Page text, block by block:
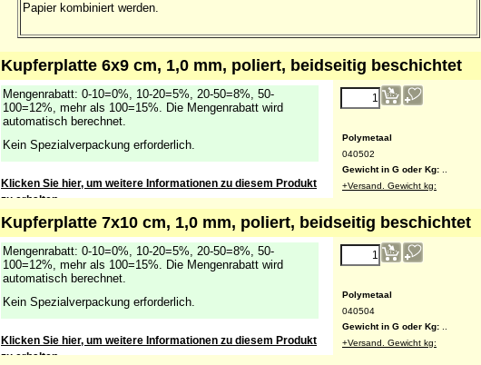
Papier kombiniert werden.
Kupferplatte 6x9 cm, 1,0 mm, poliert, beidseitig beschichtet
Polymetaal
040502
Gewicht in G oder Kg:
+Versand. Gewicht kg:
Mengenrabatt: 0-10=0%, 10-20=5%, 20-50=8%, 50-
100=12%, mehr als 100=15%. Die Mengenrabatt wird
automatisch berechnet.
Kein Spezialverpackung erforderlich.
Klicken Sie hier, um weitere Informationen zu diesem Produkt
zu erhalten
Kupferplatte 7x10 cm, 1,0 mm, poliert, beidseitig beschichtet
Polymetaal
040504
Gewicht in G oder Kg:
+Versand. Gewicht kg:
Mengenrabatt: 0-10=0%, 10-20=5%, 20-50=8%, 50-
100=12%, mehr als 100=15%. Die Mengenrabatt wird
automatisch berechnet.
Kein Spezialverpackung erforderlich.
Klicken Sie hier, um weitere Informationen zu diesem Produkt
zu erhalten